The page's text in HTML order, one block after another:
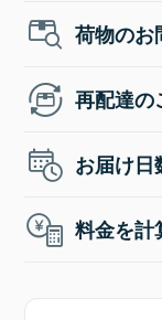
荷物のお
再配達の
お届け日
料金を計